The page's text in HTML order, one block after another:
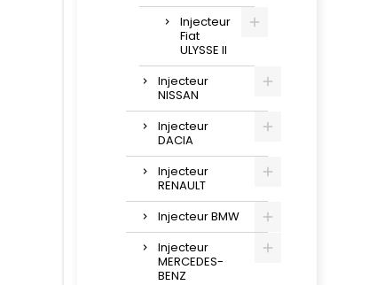
Injecteur
Fiat
ULYSSE II
Injecteur
NISSAN
Injecteur
DACIA
Injecteur
RENAULT
Injecteur BMW
Injecteur
MERCEDES-
BENZ